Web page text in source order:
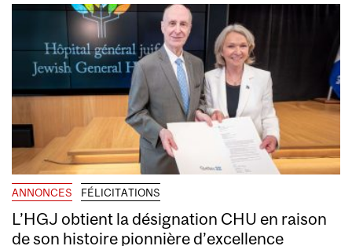
ANNONCES FÉLICITATIONS
L’HGJ obtient la désignation CHU en raison
de son histoire pionnière d’excellence